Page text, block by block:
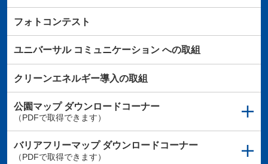
フォトコンテスト
ユニバーサルコミュニケーションへの取組
クリーンエネルギー導入の取組
公園マップダウンロードコーナー
（PDFで取得できます）
バリアフリーマップダウンロードコーナー
（PDFで取得できます）